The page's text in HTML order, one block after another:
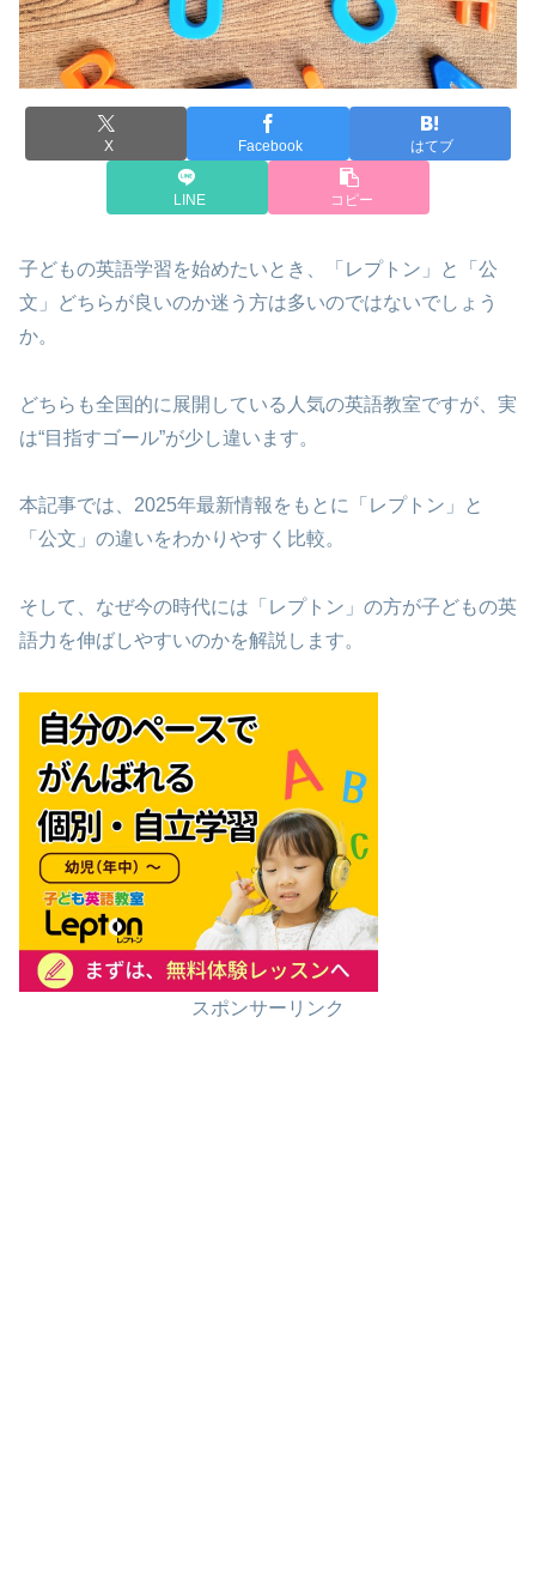
X Facebook はてブ
LINE コピー
子どもの英語学習を始めたいとき、「レプトン」と「公
文」どちらが良いのか迷う方は多いのではないでしょう
か。
どちらも全国的に展開している人気の英語教室ですが、実
は“目指すゴール”が少し違います。
本記事では、2025年最新情報をもとに「レプトン」と
「公文」の違いをわかりやすく比較。
そして、なぜ今の時代には「レプトン」の方が子どもの英
語力を伸ばしやすいのかを解説します。
スポンサーリンク